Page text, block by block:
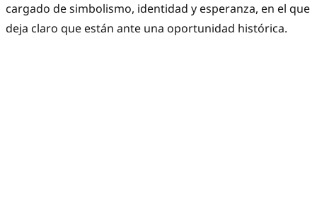
cargado de simbolismo, identidad y esperanza, en el que
deja claro que están ante una oportunidad histórica.